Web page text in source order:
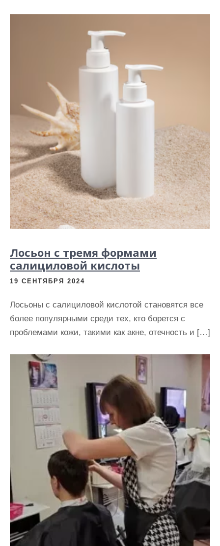
Лосьон с тремя формами
салициловой кислоты
19 СЕНТЯБРЯ 2024
Лосьоны с салициловой кислотой становятся все
более популярными среди тех, кто борется с
проблемами кожи, такими как акне, отечность и […]